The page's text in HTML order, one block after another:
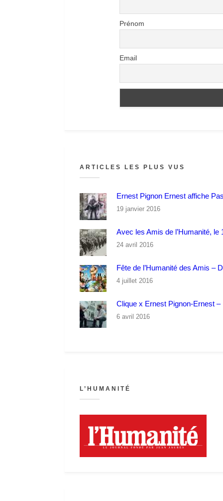
Prénom
Email
ARTICLES LES PLUS VUS
Ernest Pignon Ernest affiche
19 janvier 2016
Avec les Amis de l’Humanité, le
24 avril 2016
Fête de l’Humanité des Amis –
4 juillet 2016
Clique x Ernest Pignon-Ernest
6 avril 2016
L’HUMANITÉ